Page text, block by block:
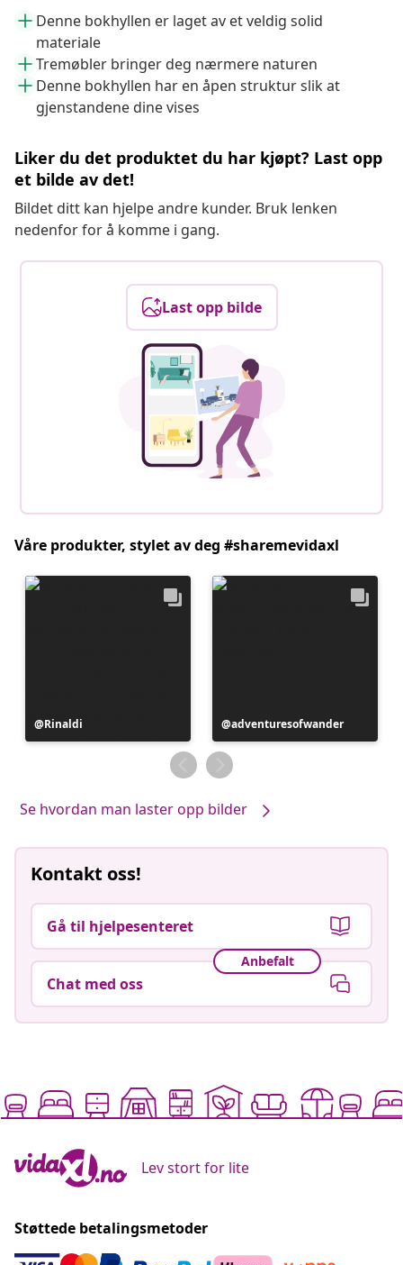
Denne bokhyllen er laget av et veldig solid
materiale
Tremøbler bringer deg nærmere naturen
Denne bokhyllen har en åpen struktur slik at
gjenstandene dine vises
Liker du det produktet du har kjøpt? Last opp
et bilde av det!
Bildet ditt kan hjelpe andre kunder. Bruk lenken
nedenfor for å komme i gang.
Last opp bilde
Våre produkter, stylet av deg #sharemevidaxl
Innlegg
publisert
Rinaldi
Innlegg
publisert
av
adventuresofwander
Se hvordan man laster opp bilder
Kontakt oss!
Gå til hjelpesenteret
Anbefalt
Chat med oss
Lev stort for lite
Støttede betalingsmetoder